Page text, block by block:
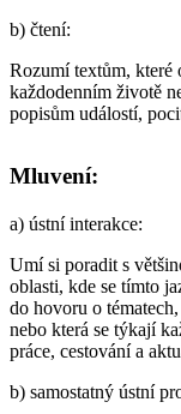
b) čtení:
Rozumí textům, které
každodenním životě
popisům událostí,
Mluvení:
a) ústní interakce:
Umí si poradit s
oblasti, kde se tímto
do hovoru o
nebo která se týkají
práce, cestování a
b) samostatný ústní